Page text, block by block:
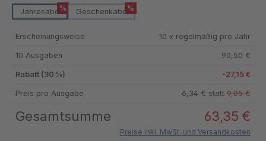
Jahresabo % Geschenkabo %
Erscheinungsweise 10 x regelmäßig pro Jahr
10 Ausgaben 90,50 €
Rabatt (30 %) -27,15 €
Preis pro Ausgabe 6,34 € statt9,05 €
Gesamtsumme 63,35 €
Preise inkl. MwSt. und Versandkosten